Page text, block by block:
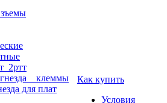
_ клеммы
для плат
Как купить
Условия